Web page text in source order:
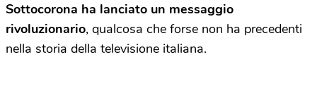
Sottocorona ha lanciato un messaggio
rivoluzionario, qualcosa che forse non ha precedenti
nella storia della televisione italiana.